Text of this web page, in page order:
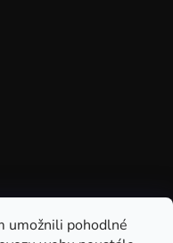
umožnili pohodlné